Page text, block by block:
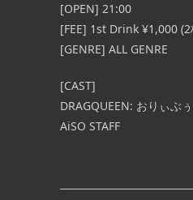
[OPEN] 21:00
[FEE] 1st Drink ¥1,000
[GENRE] ALL GENRE
[CAST]
DRAGQUEEN: おりぃぶぅ
AiSO STAFF